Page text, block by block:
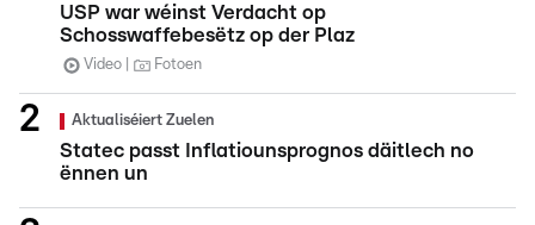
USP war wéinst Verdacht op
Schosswaffebesëtz op der Plaz
Video Fotoen
Aktualiséiert Zuelen
Statec passt Inflatiounsprognos däitlech no
ënnen un